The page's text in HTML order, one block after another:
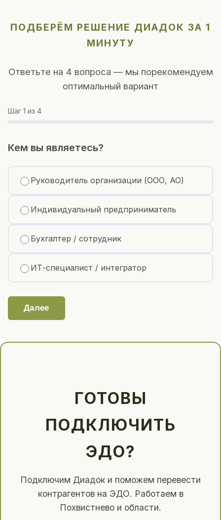
ПОДБЕРЁМ РЕШЕНИЕ ДИАДОК ЗА 1
МИНУТУ
Ответьте на 4 вопроса — мы порекомендуем
оптимальный вариант
Шаг 1 из 4
Кем вы являетесь?
Руководитель организации (ООО, АО)
Индивидуальный предприниматель
Бухгалтер / сотрудник
ИТ-специалист / интегратор
Далее
ГОТОВЫ
ПОДКЛЮЧИТЬ
ЭДО?
Подключим Диадок и поможем перевести
контрагентов на ЭДО. Работаем в
Похвистнево и области.